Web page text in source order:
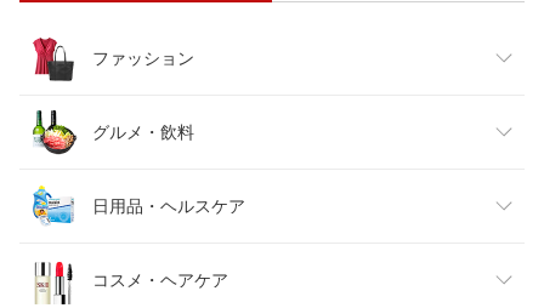
ファッション
レディースファッション
メンズファッション
キッズファッション
グルメ・飲料
食品
スイーツ・お菓子
日用品・ヘルスケア
日用品雑貨・文房具・手芸
コスメ・ヘアケア